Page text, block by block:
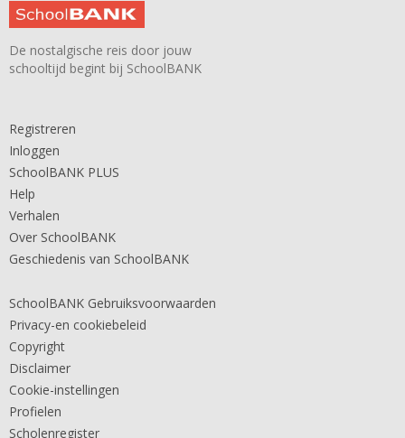
De nostalgische reis door jouw
schooltijd begint bij SchoolBANK
Registreren
Inloggen
SchoolBANK PLUS
Help
Verhalen
Over SchoolBANK
Geschiedenis van SchoolBANK
SchoolBANK Gebruiksvoorwaarden
Privacy-en cookiebeleid
Copyright
Disclaimer
Cookie-instellingen
Profielen
Scholenregister